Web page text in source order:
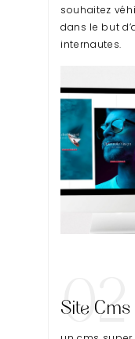
souhaitez
dans le but
internautes.
02
Site Cms